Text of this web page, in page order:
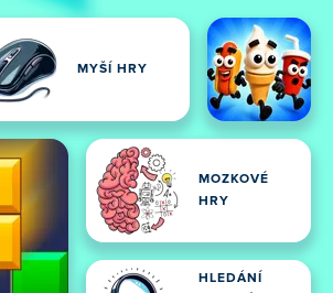
MYŠÍ HRY
MOZKOVÉ
HRY
HLEDÁNÍ